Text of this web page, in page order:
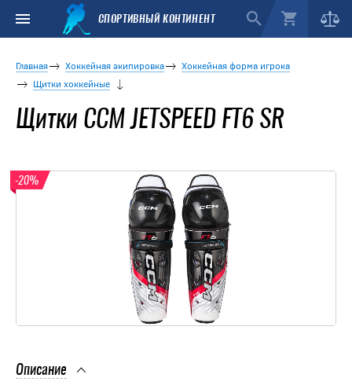
СПОРТИВНЫЙ КОНТИНЕНТ
Главная Хоккейная экипировка
Хоккейная форма игрока
Щитки хоккейные
Щитки CCM JETSPEED FT6 SR
-20%
Описание